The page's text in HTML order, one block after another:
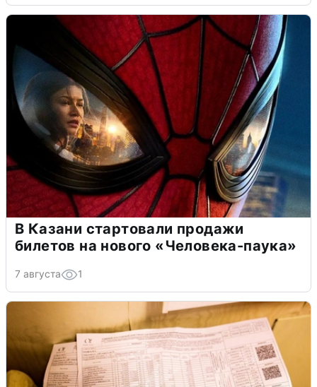
В Казани стартовали продажи
билетов на нового «Человека-паука»
7 августа 1